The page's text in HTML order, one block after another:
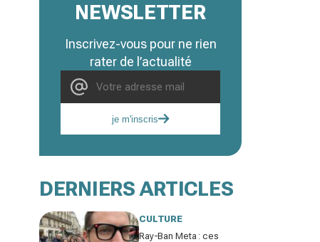
NEWSLETTER
Inscrivez-vous pour ne rien
rater de l’actualité
je m'inscris
DERNIERS ARTICLES
CULTURE
Ray-Ban Meta : ces